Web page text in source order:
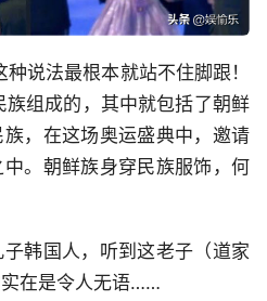
说法最根本就站不住脚跟！
组成的，其中就包括了朝鲜
，在这场奥运盛典中，邀请
。朝鲜族身穿民族服饰，何
韩国人，听到这老子（道家
在是令人无语……